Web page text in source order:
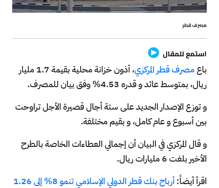
مصرف قطر
استمع للمقال
باعمصرف قطر المركزي
، أذون خزانة محلية بقيمة 1.7 مليار
ريال، بمتوسط عائد و قدره 4.53% وفق بيان للمصرف.
و توزع الإصدار الجديد على ستة أجال قصيرة الأجل تراوحت
بين أسبوع و عام كامل، و بقيم مختلفة.
و قال المركزي في البيان أن إجمالي العطاءات الخاصة بالطرح
الأخير بلغت 6 مليارات ريال.
اقرأ أيضاً:
أرباح بنك قطر الدولي الإسلامي تنمو 8% إلى 1.26